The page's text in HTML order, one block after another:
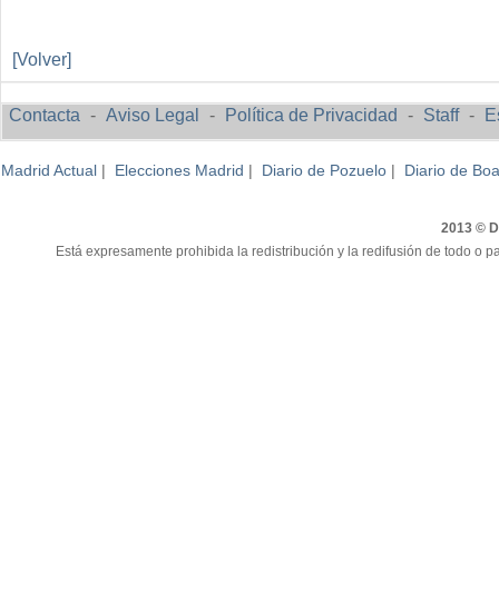
[Volver]
Contacta - Aviso Legal - Política de Privacidad - Staff -
Madrid Actual | Elecciones Madrid | Diario de Pozuelo | Diario de
2013 ©
Está expresamente prohibida la redistribución y la redifusión de todo o